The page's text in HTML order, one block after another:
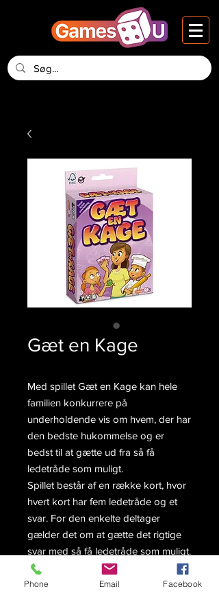
Gæt en Kage
Med spillet Gæt en Kage kan hele
familien konkurrere på
underholdende vis om hvem, der har
den bedste hukommelse og er
bedst til at gætte ud fra så få
ledetråde som muligt.
Spillet består af en række kort, hvor
hvert kort har fem ledetråde og et
svar. For den enkelte deltager
gælder det om at gætte det rigtige
svar med så få ledetråde som muligt.
Jo færre ledetråde man bruger, jo
flere point får man. Den med flest
Phone Email Facebook